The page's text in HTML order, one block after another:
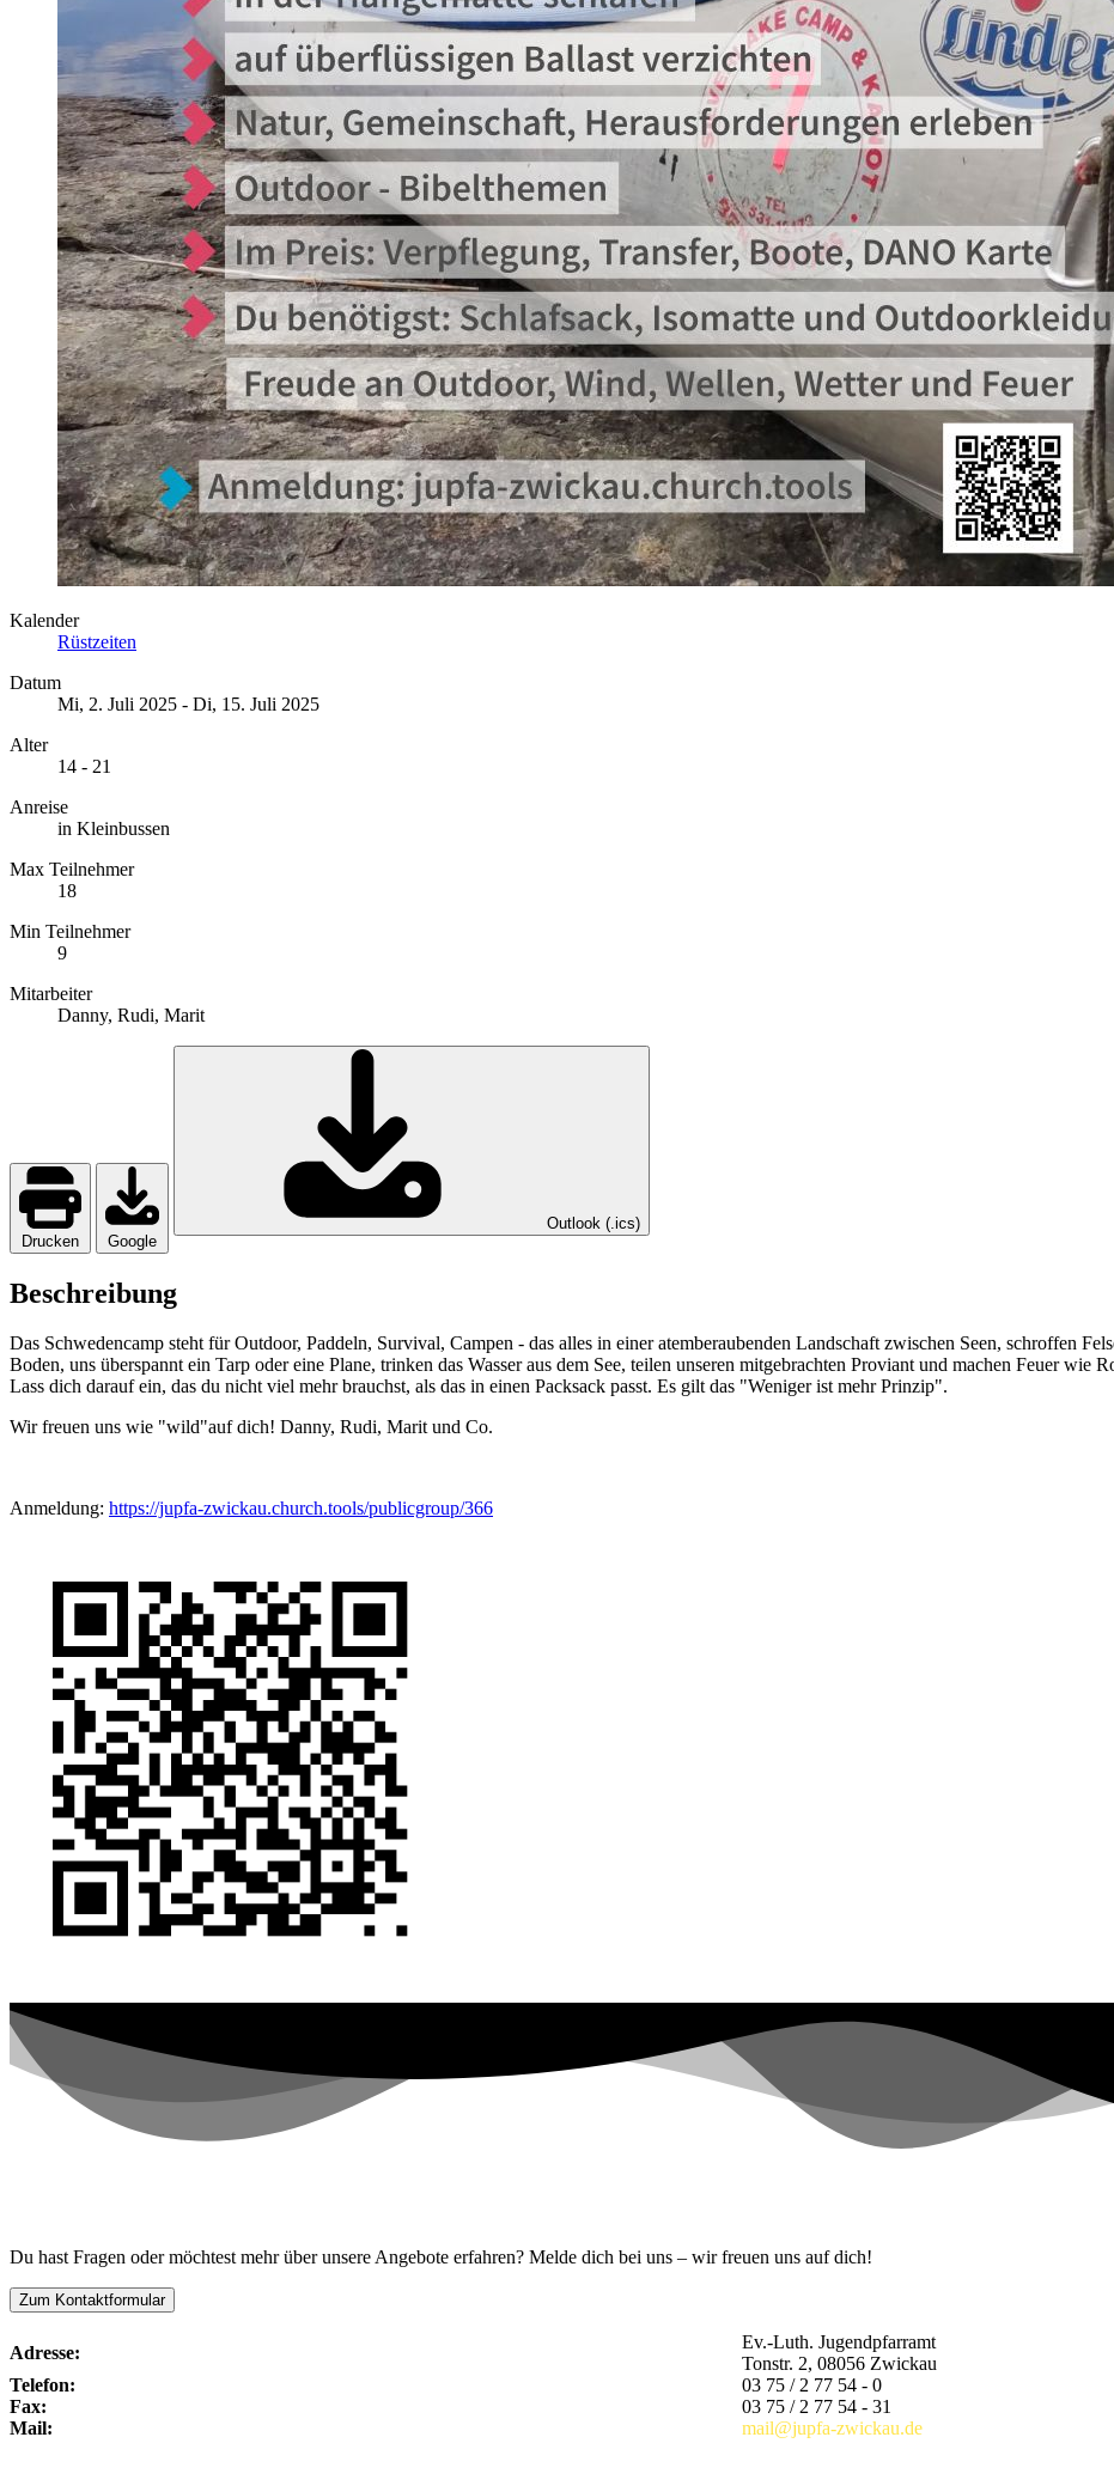
Kalender
Rüstzeiten
Datum
Mi, 2. Juli 2025 - Di, 15. Juli 2025
Alter
14 - 21
Anreise
in Kleinbussen
Max Teilnehmer
18
Min Teilnehmer
9
Mitarbeiter
Danny, Rudi, Marit
Drucken Google
Outlook (.ics)
Beschreibung
Das Schwedencamp steht für Outdoor, Paddeln, Survival, Campen - das alles in einer atemberaubenden Landschaft zwischen Seen, schroffen
Boden, uns überspannt ein Tarp oder eine Plane, trinken das Wasser aus dem See, teilen unseren mitgebrachten Proviant und machen Feuer wie
Lass dich darauf ein, das du nicht viel mehr brauchst, als das in einen Packsack passt. Es gilt das "Weniger ist mehr Prinzip".
Wir freuen uns wie "wild"auf dich! Danny, Rudi, Marit und Co.
Anmeldung: https://jupfa-zwickau.church.tools/publicgroup/366
Du hast Fragen oder möchtest mehr über unsere Angebote erfahren? Melde dich bei uns – wir freuen uns auf dich!
Zum Kontaktformular
Adresse:
Ev.-Luth. Jugendpfarramt
Tonstr. 2, 08056 Zwickau
Telefon:
03 75 / 2 77 54 - 0
Fax:
03 75 / 2 77 54 - 31
Mail:
mail@jupfa-zwickau.de